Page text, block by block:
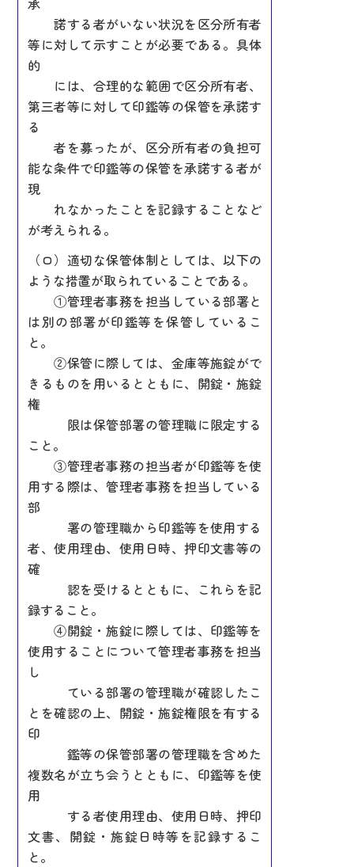
諾する者がいない状況を区分所有者
等に対して示すことが必要である。具体
的
には、合理的な範囲で区分所有者、
第三者等に対して印鑑等の保管を承諾す
る
者を募ったが、区分所有者の負担可
能な条件で印鑑等の保管を承諾する者が
現
れなかったことを記録することなど
が考えられる。
（ロ）適切な保管体制としては、以下の
ような措置が取られていることである。
①管理者事務を担当している部署と
は別の部署が印鑑等を保管しているこ
と。
②保管に際しては、金庫等施錠がで
きるものを用いるとともに、開錠・施錠
権
限は保管部署の管理職に限定する
こと。
③管理者事務の担当者が印鑑等を使
用する際は、管理者事務を担当している
部
署の管理職から印鑑等を使用する
者、使用理由、使用日時、押印文書等の
確
認を受けるとともに、これらを記
録すること。
④開錠・施錠に際しては、印鑑等を
使用することについて管理者事務を担当
し
ている部署の管理職が確認したこ
とを確認の上、開錠・施錠権限を有する
印
鑑等の保管部署の管理職を含めた
複数名が立ち会うとともに、印鑑等を使
用
する者使用理由、使用日時、押印
文書、開錠・施錠日時等を記録するこ
と。